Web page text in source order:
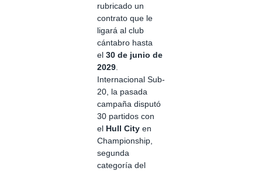
rubricado un
contrato que le
ligará al club
cántabro hasta
el 30 de junio de
2029.
Internacional Sub-
20, la pasada
campaña disputó
30 partidos con
el Hull City en
Championship,
segunda
categoría del